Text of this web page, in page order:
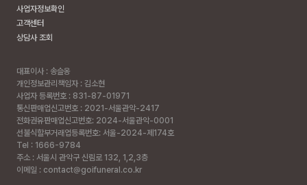
사업자정보확인
고객센터
상담사 조회
대표이사 : 송슬옹
개인정보관리책임자 : 김소현
사업자 등록번호 : 831-87-01971
통신판매업신고번호 : 2021-서울관악-2417
전화권유판매업신고번호: 2024-서울관악-0001
선불식할부거래업등록번호: 서울-2024-제174호
Tel : 1666-9784
주소 : 서울시 관악구 신림로 132, 1,2,3층
이메일 : contact@goifuneral.co.kr